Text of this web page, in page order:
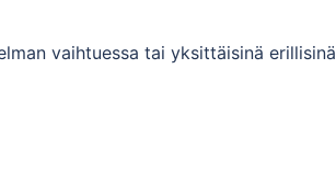
vaihtuessa tai yksittäisinä erillisinä